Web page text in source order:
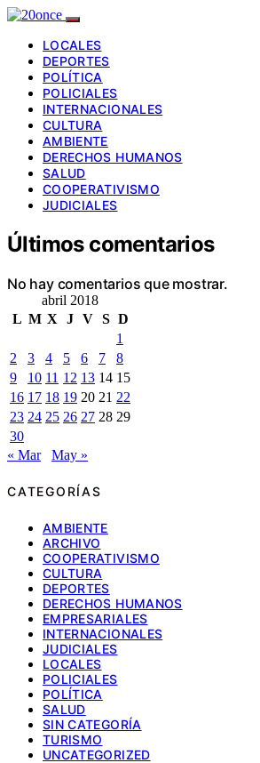
LOCALES
DEPORTES
POLÍTICA
POLICIALES
INTERNACIONALES
CULTURA
AMBIENTE
DERECHOS HUMANOS
SALUD
COOPERATIVISMO
JUDICIALES
Últimos comentarios
No hay comentarios que mostrar.
abril 2018
L M X J V S D
1
2
3 4 5 6 7
8
9
10 11 12 13 14 15
16 17 18 19 20 21 22
23 24 25 26 27 28 29
30
« Mar
May »
CATEGORÍAS
AMBIENTE
ARCHIVO
COOPERATIVISMO
CULTURA
DEPORTES
DERECHOS HUMANOS
EMPRESARIALES
INTERNACIONALES
JUDICIALES
LOCALES
POLICIALES
POLÍTICA
SALUD
SIN CATEGORÍA
TURISMO
UNCATEGORIZED